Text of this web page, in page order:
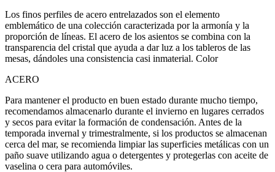
Los finos perfiles de acero entrelazados son el elemento
emblemático de una colección caracterizada por la armonía y la
proporción de líneas. El acero de los asientos se combina con la
transparencia del cristal que ayuda a dar luz a los tableros de las
mesas, dándoles una consistencia casi inmaterial. Color
ACERO
Para mantener el producto en buen estado durante mucho tiempo,
recomendamos almacenarlo durante el invierno en lugares cerrados
y secos para evitar la formación de condensación. Antes de la
temporada invernal y trimestralmente, si los productos se almacenan
cerca del mar, se recomienda limpiar las superficies metálicas con un
paño suave utilizando agua o detergentes y protegerlas con aceite de
vaselina o cera para automóviles.